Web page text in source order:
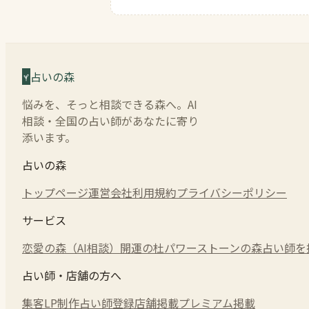
占いの森
悩みを、そっと相談できる森へ。AI
相談・全国の占い師があなたに寄り
添います。
占いの森
トップページ運営会社利用規約プライバシーポリシー
サービス
恋愛の森（AI相談） 開運の杜パワーストーンの森占い師
占い師・店舗の方へ
集客LP制作占い師登録店舗掲載プレミアム掲載